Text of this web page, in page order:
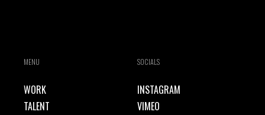
MENU
WORK
TALENT
SOCIALS
INSTAGRAM
VIMEO